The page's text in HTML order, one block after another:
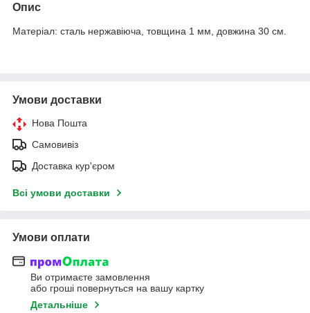
Опис
Матеріал: сталь нержавіюча, товщина 1 мм, довжина 30 см.
Умови доставки
Нова Пошта
Самовивіз
Доставка кур'єром
Всі умови доставки
Умови оплати
Ви отримаєте замовлення
або гроші повернуться на вашу картку
Детальніше